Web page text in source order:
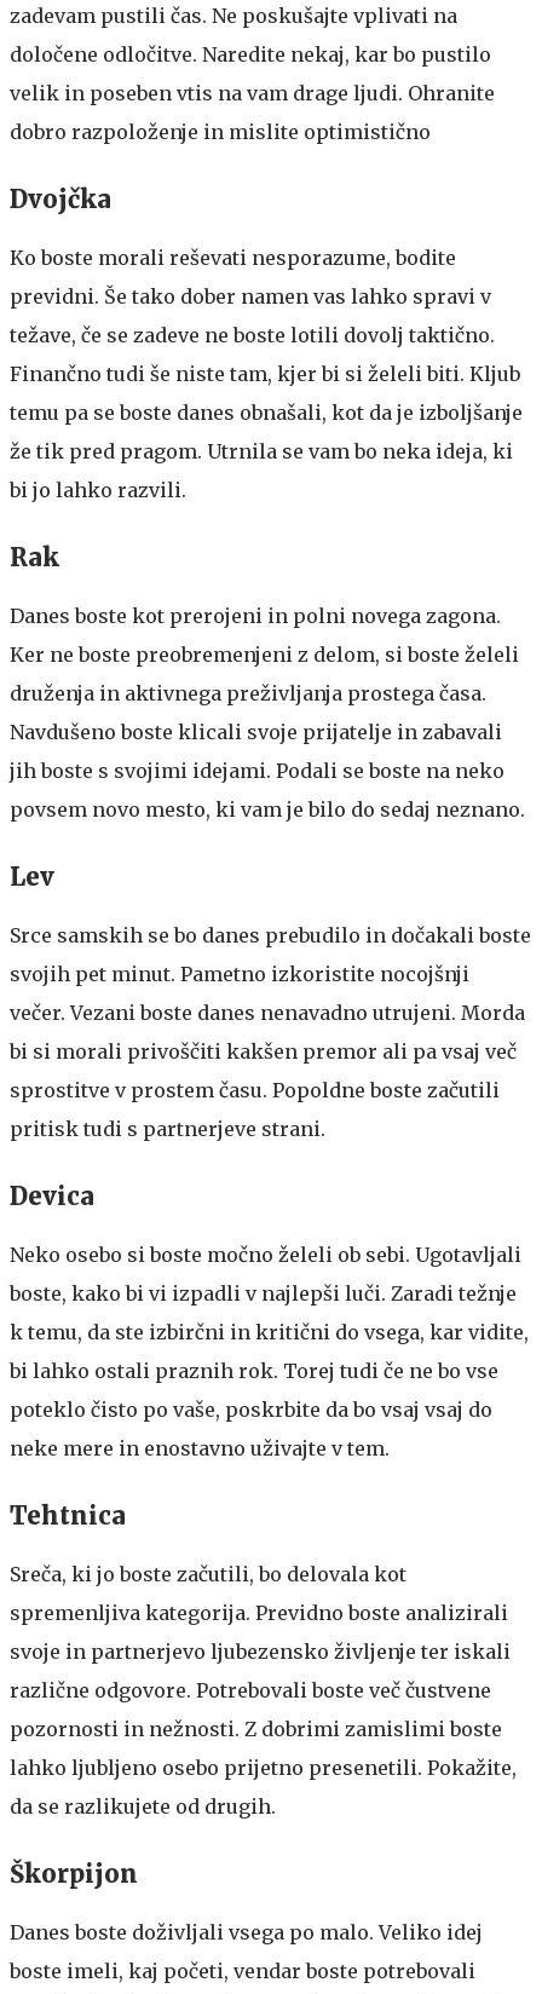
zadevam pustili čas. Ne poskušajte vplivati na
določene odločitve. Naredite nekaj, kar bo pustilo
velik in poseben vtis na vam drage ljudi. Ohranite
dobro razpoloženje in mislite optimistično
Dvojčka
Ko boste morali reševati nesporazume, bodite
previdni. Še tako dober namen vas lahko spravi v
težave, če se zadeve ne boste lotili dovolj taktično.
Finančno tudi še niste tam, kjer bi si želeli biti. Kljub
temu pa se boste danes obnašali, kot da je izboljšanje
že tik pred pragom. Utrnila se vam bo neka ideja, ki
bi jo lahko razvili.
Rak
Danes boste kot prerojeni in polni novega zagona.
Ker ne boste preobremenjeni z delom, si boste želeli
druženja in aktivnega preživljanja prostega časa.
Navdušeno boste klicali svoje prijatelje in zabavali
jih boste s svojimi idejami. Podali se boste na neko
povsem novo mesto, ki vam je bilo do sedaj neznano.
Lev
Srce samskih se bo danes prebudilo in dočakali boste
svojih pet minut. Pametno izkoristite nocojšnji
večer. Vezani boste danes nenavadno utrujeni. Morda
bi si morali privoščiti kakšen premor ali pa vsaj več
sprostitve v prostem času. Popoldne boste začutili
pritisk tudi s partnerjeve strani.
Devica
Neko osebo si boste močno želeli ob sebi. Ugotavljali
boste, kako bi vi izpadli v najlepši luči. Zaradi težnje
k temu, da ste izbirčni in kritični do vsega, kar vidite,
bi lahko ostali praznih rok. Torej tudi če ne bo vse
poteklo čisto po vaše, poskrbite da bo vsaj vsaj do
neke mere in enostavno uživajte v tem.
Tehtnica
Sreča, ki jo boste začutili, bo delovala kot
spremenljiva kategorija. Previdno boste analizirali
svoje in partnerjevo ljubezensko življenje ter iskali
različne odgovore. Potrebovali boste več čustvene
pozornosti in nežnosti. Z dobrimi zamislimi boste
lahko ljubljeno osebo prijetno presenetili. Pokažite,
da se razlikujete od drugih.
Škorpijon
Danes boste doživljali vsega po malo. Veliko idej
boste imeli, kaj početi, vendar boste potrebovali